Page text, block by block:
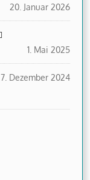
20. Januar 2026
1. Mai 2025
7. Dezember 2024